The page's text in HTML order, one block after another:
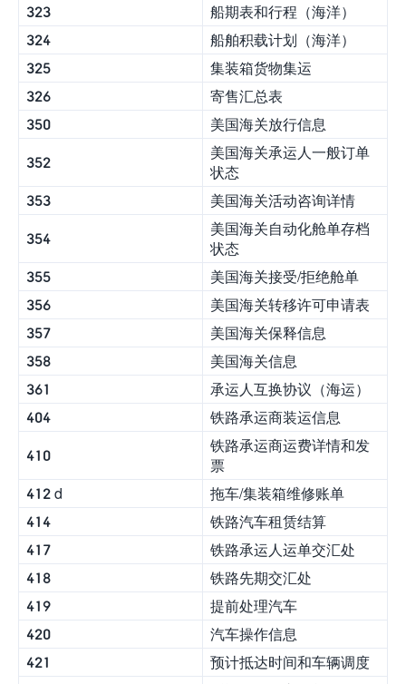
323
船期表和行程（海洋）
324
船舶积载计划（海洋）
325
集装箱货物集运
326
寄售汇总表
350
美国海关放行信息
352
美国海关承运人一般订单
状态
353
美国海关活动咨询详情
354
美国海关自动化舱单存档
状态
355
美国海关接受/拒绝舱单
356
美国海关转移许可申请表
357
美国海关保释信息
358
美国海关信息
361
承运人互换协议（海运）
404
铁路承运商装运信息
410
铁路承运商运费详情和发
票
412 d
拖车/集装箱维修账单
414
铁路汽车租赁结算
417
铁路承运人运单交汇处
418
铁路先期交汇处
419
提前处理汽车
420
汽车操作信息
421
预计抵达时间和车辆调度